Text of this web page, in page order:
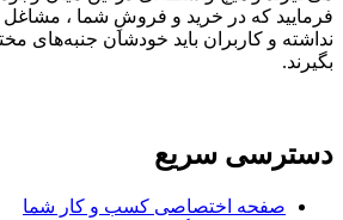
فرمایید که در خرید و فروشِ شما ، مشاغل
نداشته و کاربران باید خودشان جنبه‌های
بگیرند.
دسترسی سریع
صفحه اختصاصی کسب و کار شما